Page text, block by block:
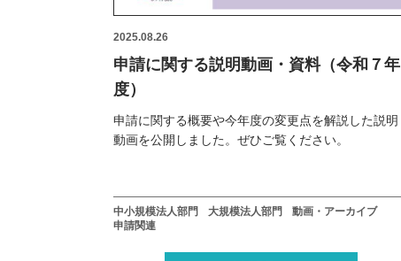
2025.08.26
申請に関する説明動画・資料（令和７年
度）
申請に関する概要や今年度の変更点を解説した説明
動画を公開しました。ぜひご覧ください。
中小規模法人部門 大規模法人部門
動画・アーカイブ
申請関連